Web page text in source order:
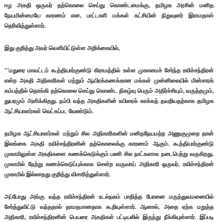
ஈழ அகதி ஒருவர் தற்கொலை செய்து கொண்டமைக்கு, தமிழக அரசின் மனித
நேயமின்மையே காரணம் என, பாட்டாளி மக்கள் கட்சியின் நிறுவுனர் இராமதாஸ்
தெரிவித்துள்ளார்.
இது குறித்து அவர் வௌியிட்டுள்ள அறிக்கையில்,
“’மதுரை மாவட்டம் கூத்தியார்குண்டு கிராமத்தில் உள்ள முகாமைச் சேர்ந்த ரவிச்சந்திரன்
என்ற அகதி அதிகாரிகள் மற்றும் ஆயிரக்கணக்கான மக்கள் முன்னிலையில் மின்சாரக்
கம்பத்தில் தொங்கி தற்கொலை செய்து கொண்ட நிகழ்வு பெரும் அதிர்ச்சியும், வருத்தமும்,
துயரமும் அளிக்கிறது. நம்பி வந்த அகதிகளின் உயிரைக் காக்கத் தவறியதற்காக தமிழக
ஆட்சியாளர்கள் வெட்கப்பட வேண்டும்.
தமிழக ஆட்சியாளர்கள் மற்றும் சில அதிகாரிகளின் மனிதநேயமற்ற அணுகுமுறை தான்
இலங்கை அகதி ரவிச்சந்திரனின் தற்கொலைக்கு காரணம் ஆகும். கூத்தியார்குண்டு
முகாமிலுள்ள அகதிகளை கணக்கெடுக்கும் பணி சில நாட்களாக நடைபெற்று வருகிறது.
முகாமில் நேற்று கணக்கெடுப்புக்காக சென்ற வருவாய் அதிகாரி ஒருவர், ரவிச்சந்திரன்
முகாமில் இல்லாதது குறித்து விசாரித்துள்ளார்.
அப்போது அங்கு வந்த ரவிச்சந்திரன் உடல்நலம் பாதித்த பேரனை மருத்துவமனையில்
சேர்த்துவிட்டு வந்ததால் தாமதமானதாக கூறியுள்ளார். ஆனால், அதை ஏற்க மறுத்த
அதிகாரி, ரவிச்சந்திரனின் பெயரை அகதிகள் பட்டியலில் இருந்து நீக்கியுள்ளார். இப்படி